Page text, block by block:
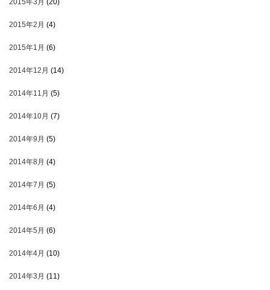
2015年3月 (20)
2015年2月 (4)
2015年1月 (6)
2014年12月 (14)
2014年11月 (5)
2014年10月 (7)
2014年9月 (5)
2014年8月 (4)
2014年7月 (5)
2014年6月 (4)
2014年5月 (6)
2014年4月 (10)
2014年3月 (11)